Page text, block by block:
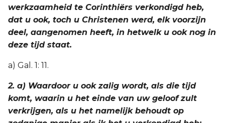
werkzaamheid te Corinthiërs verkondigd heb,
dat u ook, toch u Christenen werd, elk voorzijn
deel, aangenomen heeft, in hetwelk u ook nog in
deze tijd staat.
a) Gal. 1: 11.
2. a) Waardoor u ook zalig wordt, als die tijd
komt, waarin u het einde van uw geloof zult
verkrijgen, als u het namelijk behoudt op